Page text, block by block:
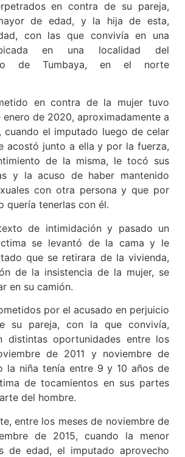
en contra de su pareja,
de edad, y la hija de esta,
con las que convivía en una
en una localidad del
de Tumbaya, en el norte
en contra de la mujer tuvo
enero de 2020, aproximadamente a
cuando el imputado luego de celar
acostó junto a ella y por la fuerza,
de la misma, le tocó sus
y la acuso de haber mantenido
con otra persona y que por
quería tenerlas con él.
de intimidación y pasado un
se levantó de la cama y le
que se retirara de la vivienda,
de la insistencia de la mujer, se
en su camión.
por el acusado en perjuicio
su pareja, con la que convivía,
distintas oportunidades entre los
de 2011 y noviembre de
la niña tenía entre 9 y 10 años de
de tocamientos en sus partes
del hombre.
entre los meses de noviembre de
de 2015, cuando la menor
de edad, el imputado aprovecho